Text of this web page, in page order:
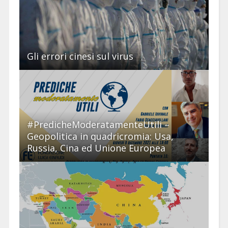
Gli errori cinesi sul virus
#PredicheModeratamenteUtili –
Geopolitica in quadricromia: Usa,
Russia, Cina ed Unione Europea